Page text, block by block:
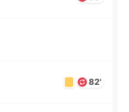
82'